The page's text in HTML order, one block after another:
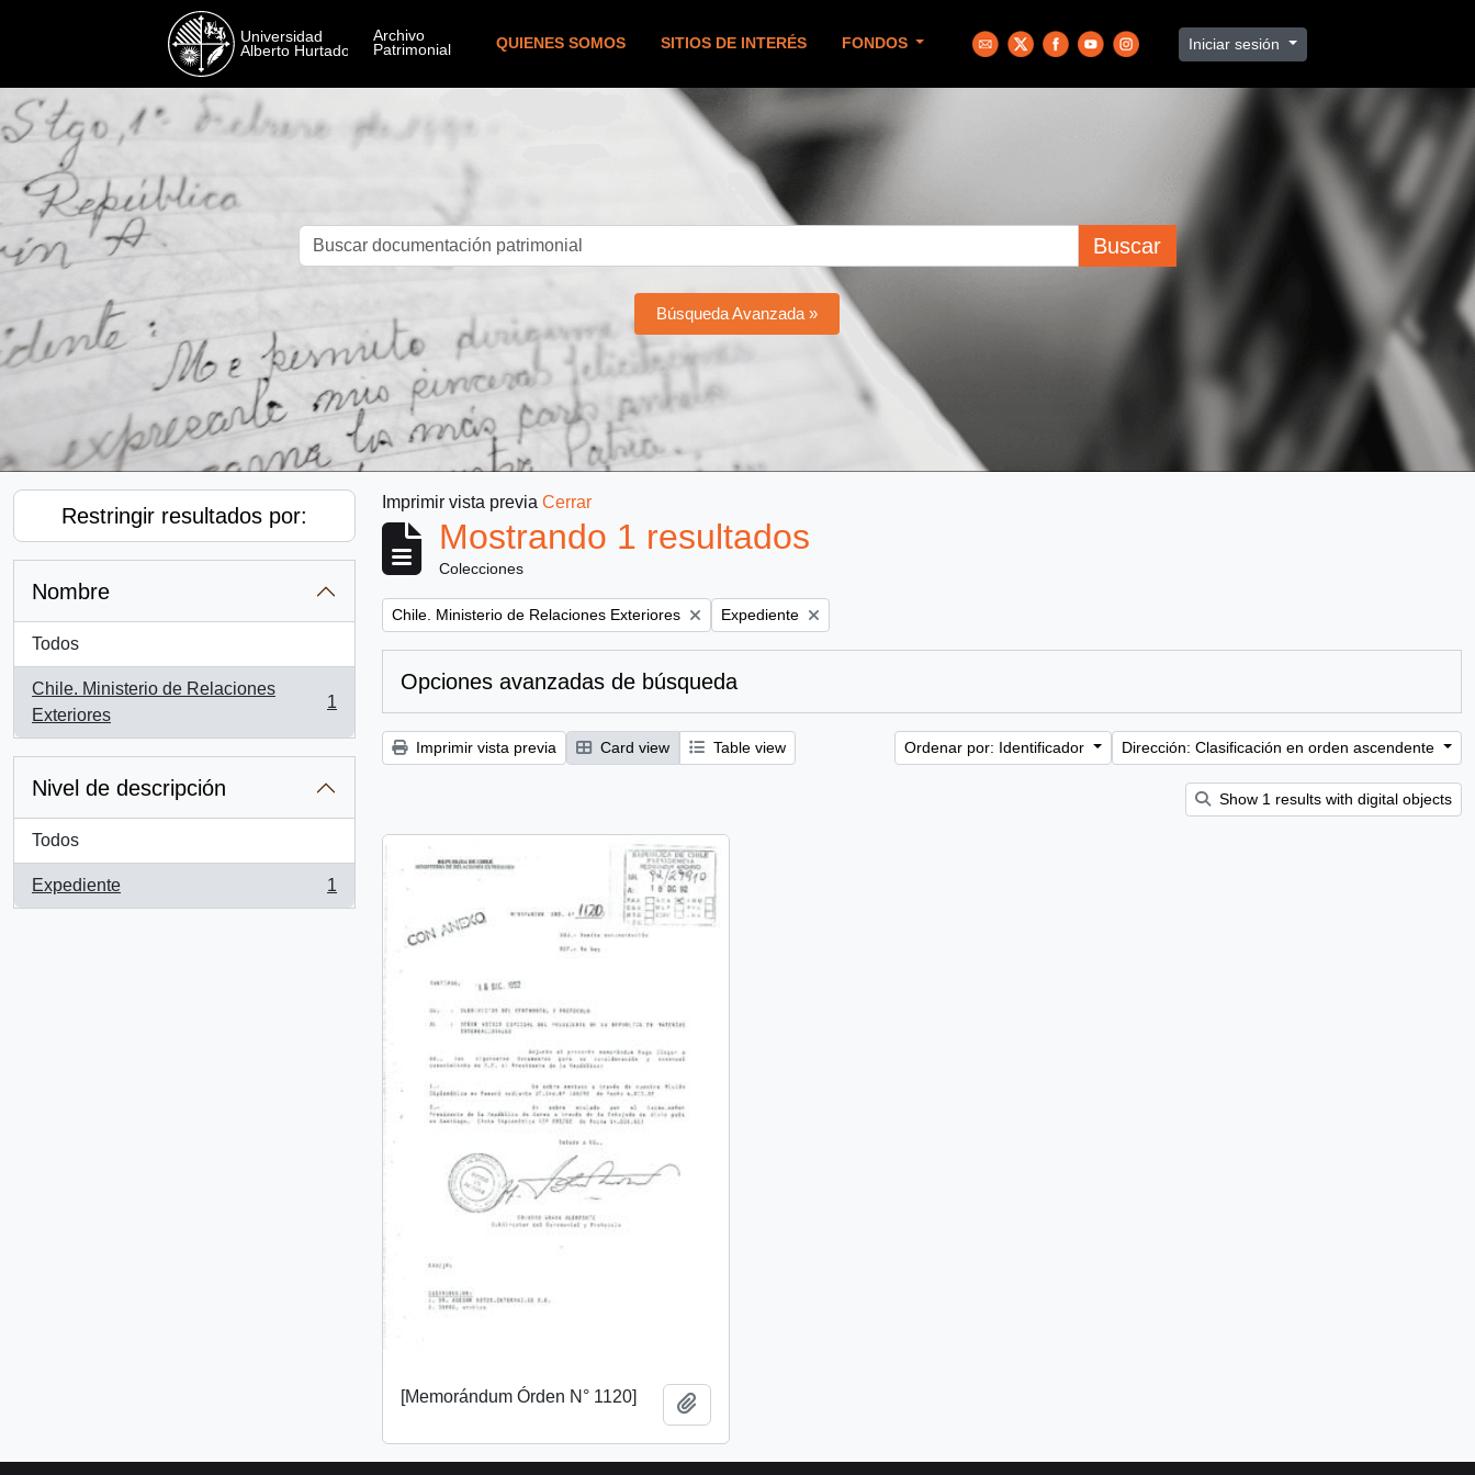
QUIENES SOMOS SITIOS DE INTERÉS FONDOS Iniciar sesión
Buscar
Búsqueda Avanzada »
Restringir resultados por:
Nombre
Todos
Chile. Ministerio de Relaciones
Exteriores
, 1 resultados
1
Nivel de descripción
Todos
Expediente
, 1 resultados
1
Imprimir vista previa Cerrar
Mostrando 1 resultados
Colecciones
Remove filter:
Chile. Ministerio de Relaciones Exteriores Remove filter:
Expediente
Opciones avanzadas de búsqueda
Imprimir vista previa Card view Table view Ordenar por: Identificador Dirección: Clasificación en orden ascendente
Show 1 results with digital objects
[Memorándum Órden N° 1120]